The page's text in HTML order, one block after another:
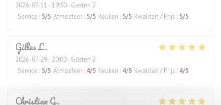
2026-07-11 - 19:30 - Gasten 2
Service : 5/5 Atmosfeer : 5/5 Keuken : 5/5 Kwaliteit / Prijs : 5/5
GillesL
2026-07-29- 20:00 - Gasten 2
Service : 5/5 Atmosfeer : 4/5 Keuken : 4/5 Kwaliteit / Prijs : 4/5
ChristianG